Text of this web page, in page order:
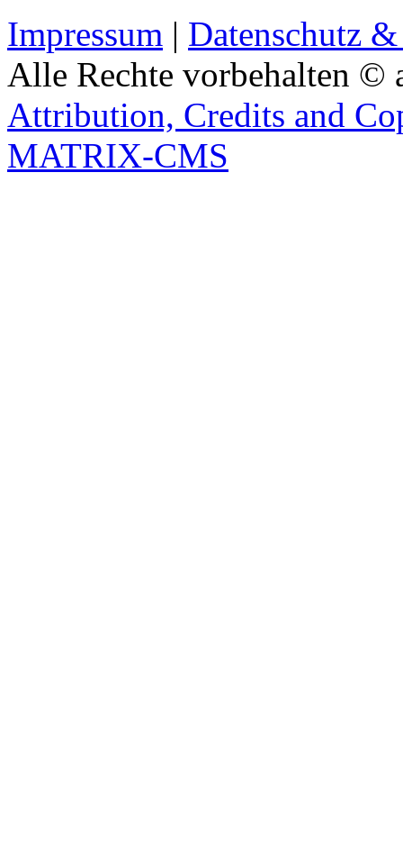
Impressum | Datenschutz
Alle Rechte vorbehalten ©
Attribution, Credits and
MATRIX-CMS